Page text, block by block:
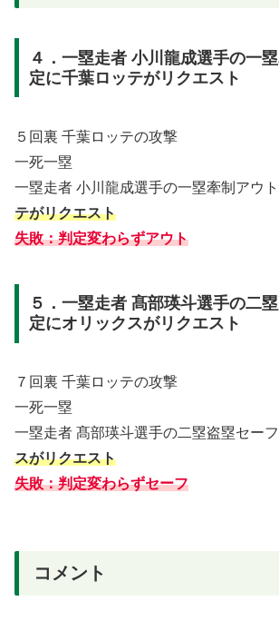
４．一塁走者 小川龍成選手の一
定に千葉ロッテがリクエスト
５回裏 千葉ロッテの攻撃
一死一塁
一塁走者 小川龍成選手の一塁牽制アウ
テがリクエスト
失敗：判定変わらずアウト
５．一塁走者 髙部瑛斗選手の二
定にオリックスがリクエスト
７回裏 千葉ロッテの攻撃
一死一塁
一塁走者 髙部瑛斗選手の二塁盗塁セー
スがリクエスト
失敗：判定変わらずセーフ
コメント